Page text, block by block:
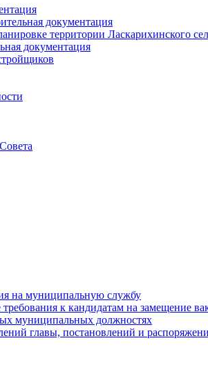
документация
территории Ласкарихинского
документация
на муниципальную службу
к кандидатам на замещение
муниципальных должностях
главы, постановлений и